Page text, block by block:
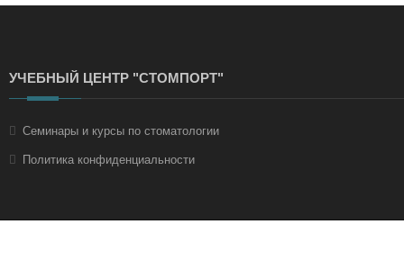
УЧЕБНЫЙ ЦЕНТР "СТОМПОРТ"
Семинары и курсы по стоматологии
Политика конфиденциальности